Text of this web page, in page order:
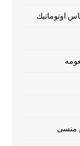
اوتوماتيك
منسى